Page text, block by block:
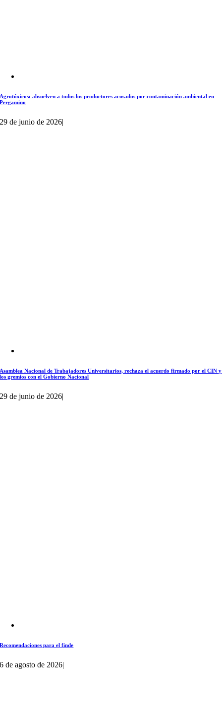
Agrotóxicos: absuelven a todos los productores acusados por contaminación ambiental en
Pergamino
29 de junio de 2026|
Asamblea Nacional de Trabajadores Universitarios, rechaza el acuerdo firmado por el CIN y
los gremios con el Gobierno Nacional
29 de junio de 2026|
Recomendaciones para el finde
6 de agosto de 2026|